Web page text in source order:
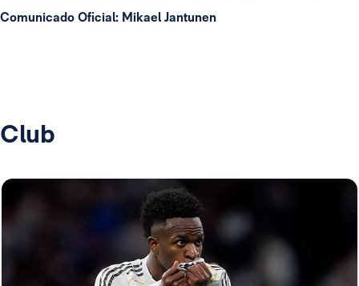
Comunicado Oficial: Mikael Jantunen
Club